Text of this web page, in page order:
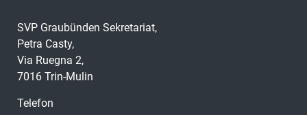
SVP Graubünden Sekretariat,
Petra Casty,
Via Ruegna 2,
7016 Trin-Mulin
Telefon